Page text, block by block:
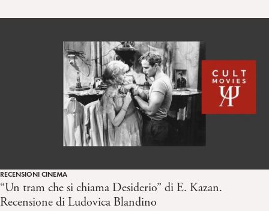
RECENSIONI CINEMA
“Un tram che si chiama Desiderio” di E. Kazan.
Recensione di Ludovica Blandino